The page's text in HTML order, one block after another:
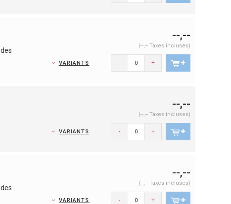
--,--
(--,-- Taxes incluses)
VARIANTS - +
--,--
(--,-- Taxes incluses)
VARIANTS - +
--,--
(--,-- Taxes incluses)
VARIANTS - +